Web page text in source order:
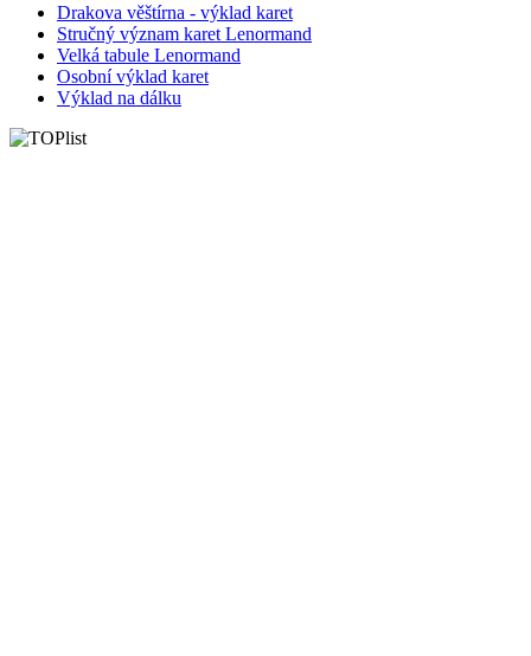
Drakova věštírna - výklad karet
Stručný význam karet Lenormand
Velká tabule Lenormand
Osobní výklad karet
Výklad na dálku